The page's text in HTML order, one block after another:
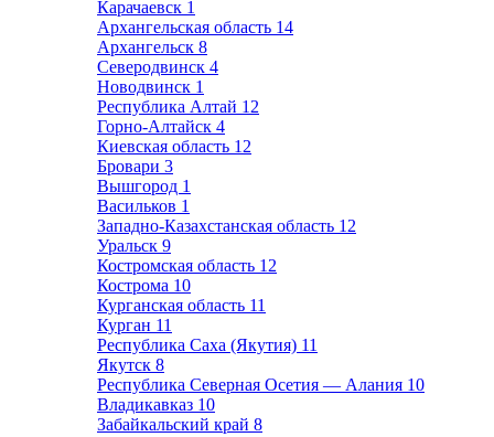
Карачаевск 1
Архангельская область 14
Архангельск 8
Северодвинск 4
Новодвинск 1
Республика Алтай 12
Горно-Алтайск 4
Киевская область 12
Бровари 3
Вышгород 1
Васильков 1
Западно-Казахстанская область 12
Уральск 9
Костромская область 12
Кострома 10
Курганская область 11
Курган 11
Республика Саха (Якутия) 11
Якутск 8
Республика Северная Осетия — Алания 10
Владикавказ 10
Забайкальский край 8